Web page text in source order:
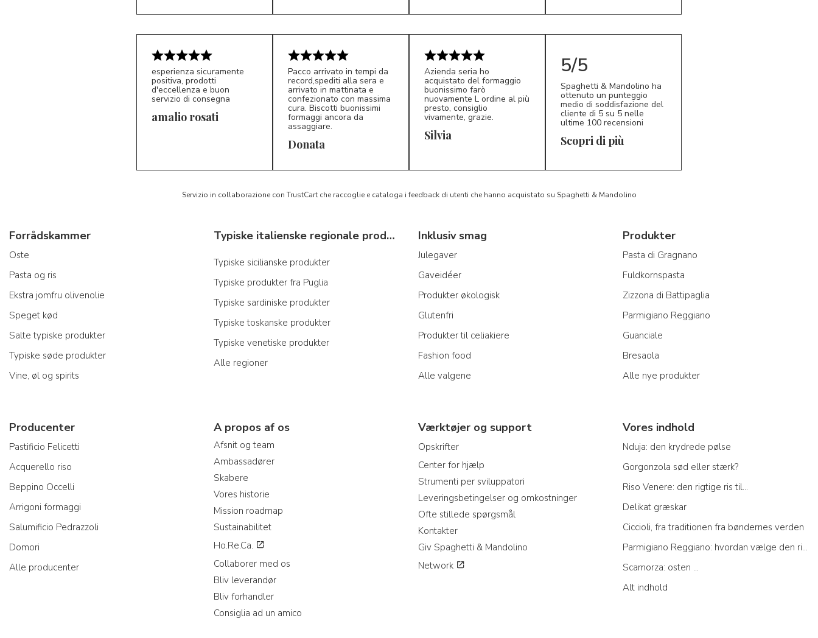
esperienza sicuramente
positiva, prodotti
d'eccellenza e buon
servizio di consegna
amalio rosati
D*
Pacco arrivato in tempi da
record,spediti alla sera e
arrivato in mattinata e
confezionato con massima
cura. Biscotti buonissimi
formaggi ancora da
assaggiare.
Donata S*
Azienda seria ho
acquistato del formaggio
buonissimo farò
nuovamente L ordine al più
presto, consiglio
vivamente, grazie.
Silvia
5/5
Spaghetti & Mandolino ha
ottenuto un punteggio
medio di soddisfazione del
cliente di 5 su 5 nelle
ultime 100 recensioni
Scopri di più
Servizio in collaborazione con TrustCart che raccoglie e cataloga i feedback di utenti che hanno acquistato su Spaghetti & Mandolino
Forrådskammer
Oste
Pasta og ris
Ekstra jomfru olivenolie
Speget kød
Salte typiske produkter
Typiske søde produkter
Vine, øl og spirits
Typiske italienske regionale produkter
Typiske sicilianske produkter
Typiske produkter fra Puglia
Typiske sardiniske produkter
Typiske toskanske produkter
Typiske venetiske produkter
Alle regioner
Inklusiv smag
Julegaver
Gaveidéer
Produkter økologisk
Glutenfri
Produkter til celiakiere
Fashion food
Alle valgene
Produkter
Pasta di Gragnano
Fuldkornspasta
Zizzona di Battipaglia
Parmigiano Reggiano
Guanciale
Bresaola
Alle nye produkter
Producenter
Pastificio Felicetti
Acquerello riso
Beppino Occelli
Arrigoni formaggi
Salumificio Pedrazzoli
Domori
Alle producenter
A propos af os
Afsnit og team
Ambassadører
Skabere
Vores historie
Mission roadmap
Sustainabilitet
Ho.Re.Ca.
Collaborer med os
Bliv leverandør
Bliv forhandler
Consiglia ad un amico
Værktøjer og support
Opskrifter
Center for hjælp
Strumenti per sviluppatori
Leveringsbetingelser og omkostninger
Ofte stillede spørgsmål
Kontakter
Giv Spaghetti & Mandolino
Network
Vores indhold
Nduja: den krydrede pølse
Gorgonzola sød eller stærk?
Riso Venere: den rigtige ris til...
Delikat græskar
Ciccioli, fra traditionen fra bøndernes verden
Parmigiano Reggiano: hvordan vælge den rigtige
Scamorza: osten ...
Alt indhold